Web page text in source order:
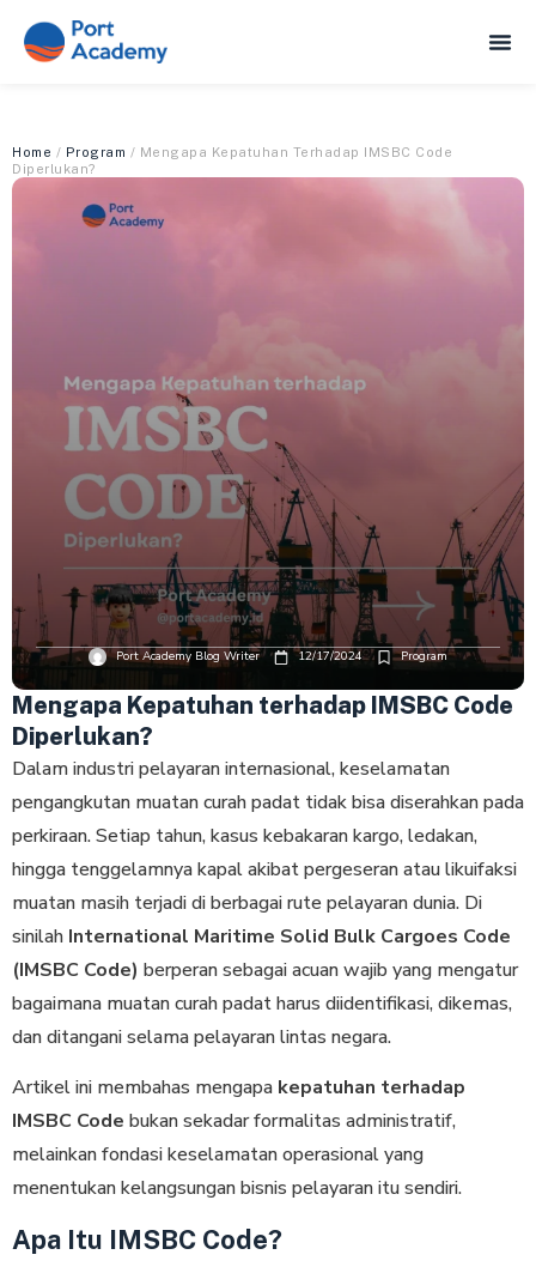
Home / Program / Mengapa Kepatuhan Terhadap IMSBC Code
Diperlukan?
Port Academy Blog Writer 12/17/2024 Program
Mengapa Kepatuhan terhadap IMSBC Code
Diperlukan?
Dalam industri pelayaran internasional, keselamatan
pengangkutan muatan curah padat tidak bisa diserahkan pada
perkiraan. Setiap tahun, kasus kebakaran kargo, ledakan,
hingga tenggelamnya kapal akibat pergeseran atau likuifaksi
muatan masih terjadi di berbagai rute pelayaran dunia. Di
sinilah International Maritime Solid Bulk Cargoes Code
(IMSBC Code) berperan sebagai acuan wajib yang mengatur
bagaimana muatan curah padat harus diidentifikasi, dikemas,
dan ditangani selama pelayaran lintas negara.
Artikel ini membahas mengapa kepatuhan terhadap
IMSBC Code bukan sekadar formalitas administratif,
melainkan fondasi keselamatan operasional yang
menentukan kelangsungan bisnis pelayaran itu sendiri.
Apa Itu IMSBC Code?